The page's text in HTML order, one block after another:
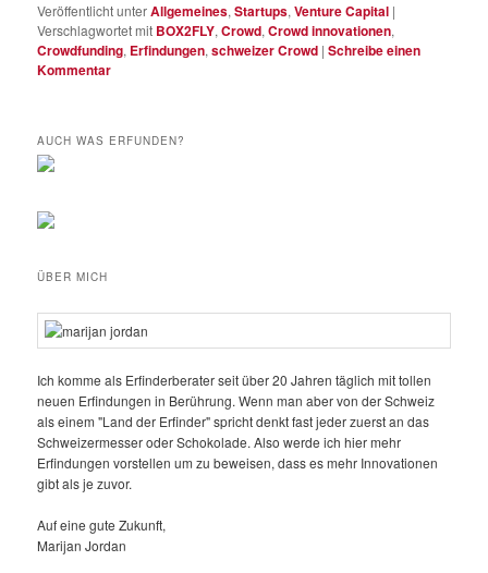
Veröffentlicht unterAllgemeines,Startups,Venture Capital |
Verschlagwortet mit BOX2FLY,Crowd,Crowd innovationen,
Crowdfunding, Erfindungen,schweizer Crowd |Schreibe einen
Kommentar
AUCH WAS ERFUNDEN?
ÜBER MICH
Ich komme als Erfinderberater seit über 20 Jahren täglich mit tollen
neuen Erfindungen in Berührung. Wenn man aber von der Schweiz
als einem "Land der Erfinder" spricht denkt fast jeder zuerst an das
Schweizermesser oder Schokolade. Also werde ich hier mehr
Erfindungen vorstellen um zu beweisen, dass es mehr Innovationen
gibt als je zuvor.
Auf eine gute Zukunft,
Marijan Jordan